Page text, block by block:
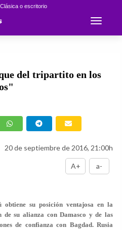
o escritorio
Toggle
del tripartito en los
20 de septiembre de 2016, 21:00h
A+ a-
obtiene su posición ventajosa en la
de su alianza con Damasco y de las
de confianza con Bagdad. Rusia